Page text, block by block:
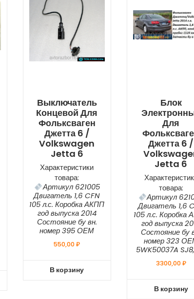
Выключатель
Концевой Для
Фольксваген
Джетта 6 /
Volkswagen
Jetta 6
Характеристики
товара:
Артикул 621005
Двигатель 1,6 CFN
105 л.с. Коробка АКПП
год выпуска 2014
Состояние бу вн.
номер 395 ОЕМ
550,00₽
В корзину
Блок
Для
Джетта 6 /
Jetta 6
товара:
Артикул
Двигатель 1,6
105 л.с. Коробка
год выпуска
Состояние бу
номер 323
5WK50037A
3300,00₽
В корзину